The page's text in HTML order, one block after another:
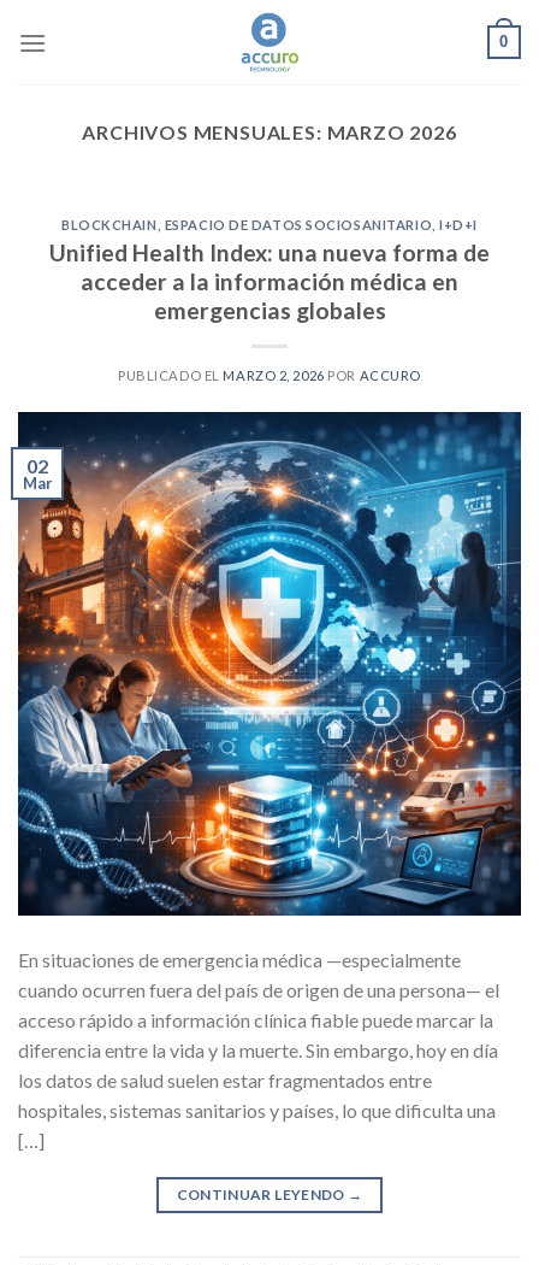
0
ARCHIVOS MENSUALES: MARZO 2026
BLOCKCHAIN ESPACIO DE DATOS SOCIOSANITARIO ,I+D+I
Unified Health Index: una nueva forma de
acceder a la información médica en
emergencias globales
PUBLICADO EL MARZO 2, 2026 POR ACCURO
02
Mar
En situaciones de emergencia médica —especialmente
cuando ocurren fuera del país de origen de una persona— el
acceso rápido a información clínica fiable puede marcar la
diferencia entre la vida y la muerte. Sin embargo, hoy en día
los datos de salud suelen estar fragmentados entre
hospitales, sistemas sanitarios y países, lo que dificulta una
[…]
CONTINUAR LEYENDO →